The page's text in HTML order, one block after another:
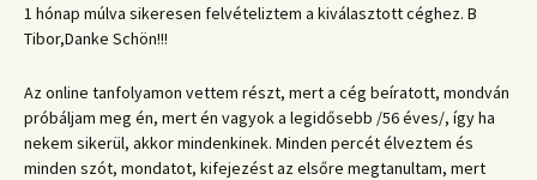
1 hónap múlva sikeresen felvételiztem a kiválasztott céghez. B
Tibor,Danke Schön!!!
Az online tanfolyamon vettem részt, mert a cég beíratott, mondván
próbáljam meg én, mert én vagyok a legidősebb /56 éves/, így ha
nekem sikerül, akkor mindenkinek. Minden percét élveztem és
minden szót, mondatot, kifejezést az elsőre megtanultam, mert